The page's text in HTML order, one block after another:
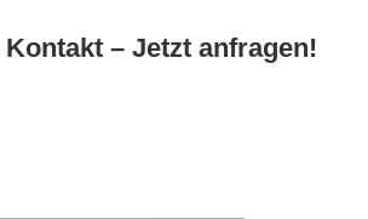
Kontakt – Jetzt anfragen!